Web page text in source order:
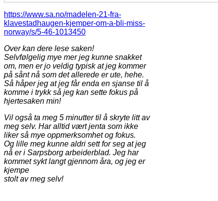
https://www.sa.no/madelen-21-fra-
klavestadhaugen-kjemper-om-a-bli-miss-
norway/s/5-46-1013450
Over kan dere lese saken!
Selvfølgelig mye mer jeg kunne snakket
om, men er jo veldig typisk at jeg kommer
på sånt nå som det allerede er ute, hehe.
Så håper jeg at jeg får enda en sjanse til å
komme i trykk så jeg kan sette fokus på
hjertesaken min!
Vil også ta meg 5 minutter til å skryte litt av
meg selv. Har alltid vært jenta som ikke
liker så mye oppmerksomhet og fokus.
Og lille meg kunne aldri sett for seg at jeg
nå er i Sarpsborg arbeiderblad. Jeg har
kommet sykt langt gjennom åra, og jeg er
kjempe
stolt av meg selv!